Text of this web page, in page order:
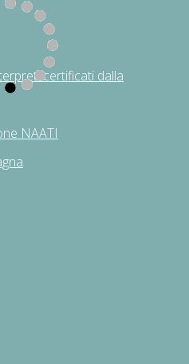
certificati dalla
NAATI